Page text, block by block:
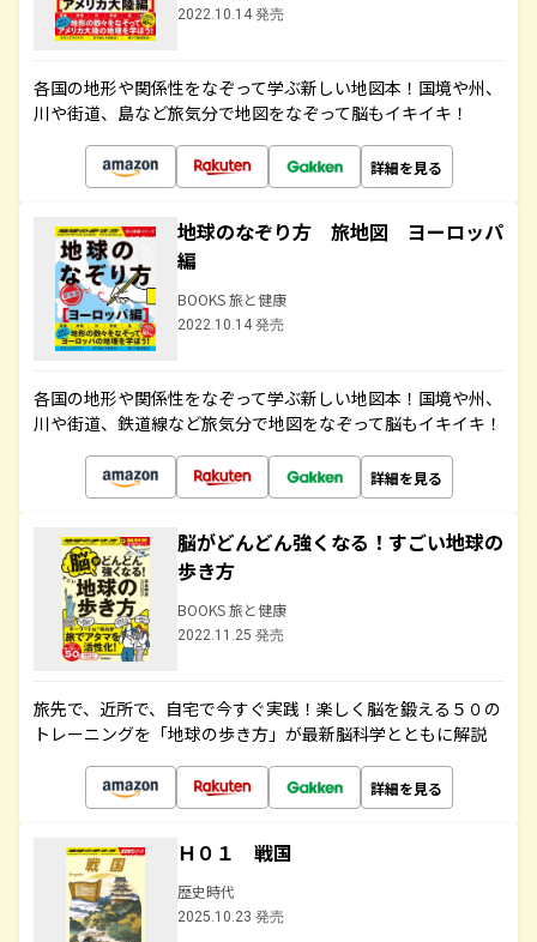
2022.10.14 発売
各国の地形や関係性をなぞって学ぶ新しい地図本！国境や州、
川や街道、島など旅気分で地図をなぞって脳もイキイキ！
詳細を見る
地球のなぞり方 旅地図 ヨーロッパ
編
BOOKS 旅と健康
2022.10.14 発売
各国の地形や関係性をなぞって学ぶ新しい地図本！国境や州、
川や街道、鉄道線など旅気分で地図をなぞって脳もイキイキ！
詳細を見る
脳がどんどん強くなる！すごい地球の
歩き方
BOOKS 旅と健康
2022.11.25 発売
旅先で、近所で、自宅で今すぐ実践！楽しく脳を鍛える５０の
トレーニングを「地球の歩き方」が最新脳科学とともに解説
詳細を見る
Ｈ０１ 戦国
歴史時代
2025.10.23 発売